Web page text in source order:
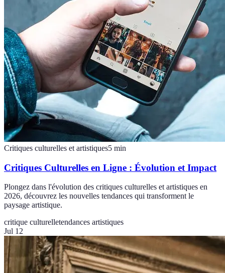
Critiques culturelles et artistiques5 min
Critiques Culturelles en Ligne : Évolution et Impact
Plongez dans l'évolution des critiques culturelles et artistiques en
2026, découvrez les nouvelles tendances qui transforment le
paysage artistique.
critique culturelletendances artistiques
Jul 12